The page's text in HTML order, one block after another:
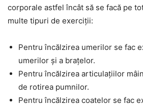
corporale astfel încât să se facă pe
multe tipuri de exerciții:
Pentru încălzirea umerilor se fac
umerilor și a brațelor.
Pentru încălzirea articulațiilor
de rotirea pumnilor.
Pentru încălzirea coatelor se fac